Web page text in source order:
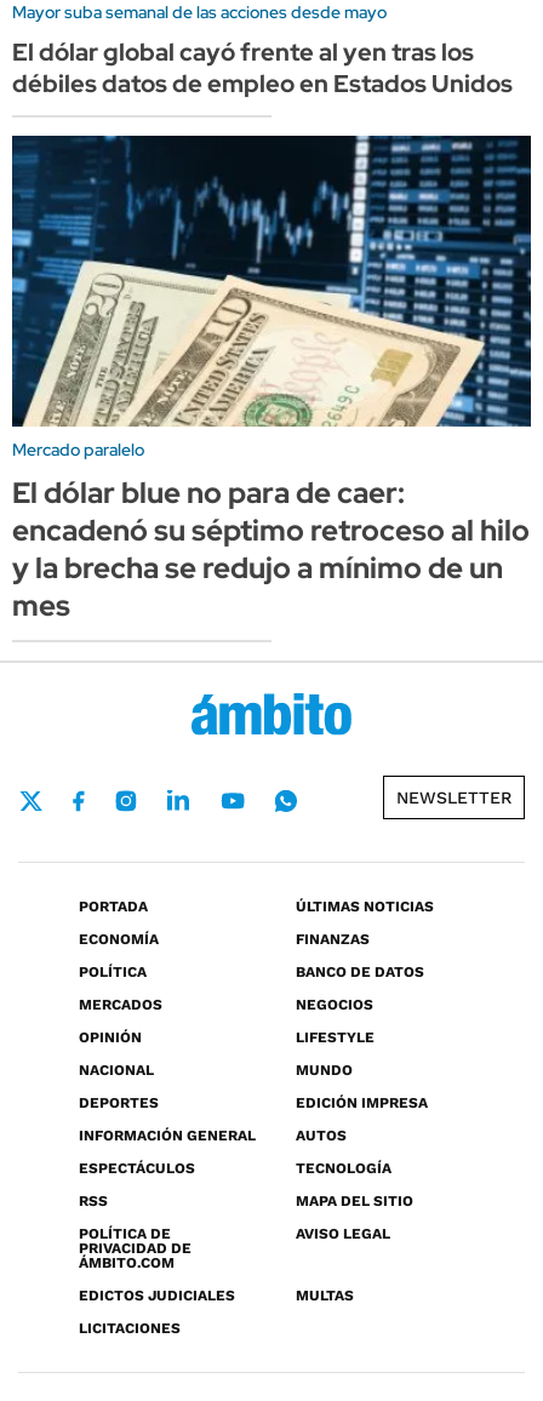
Mayor suba semanal de las acciones desde mayo
El dólar global cayó frente al yen tras los
débiles datos de empleo en Estados Unidos
Mercado paralelo
El dólar blue no para de caer:
encadenó su séptimo retroceso al hilo
y la brecha se redujo a mínimo de un
mes
NEWSLETTER
PORTADA
ÚLTIMAS NOTICIAS
ECONOMÍA
FINANZAS
POLÍTICA
BANCO DE DATOS
MERCADOS
NEGOCIOS
OPINIÓN
LIFESTYLE
NACIONAL
MUNDO
DEPORTES
EDICIÓN IMPRESA
INFORMACIÓN GENERAL
AUTOS
ESPECTÁCULOS
TECNOLOGÍA
RSS
MAPA DEL SITIO
POLÍTICA DE
PRIVACIDAD DE
ÁMBITO.COM
AVISO LEGAL
EDICTOS JUDICIALES
MULTAS
LICITACIONES